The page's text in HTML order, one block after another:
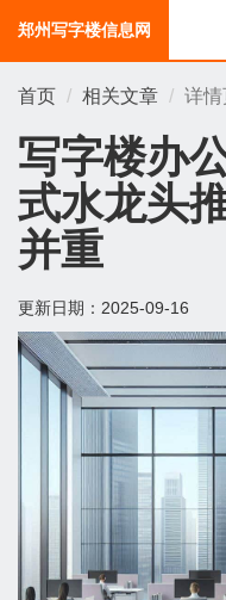
郑州写字楼信息网
首页 相关文章 详情
写字楼办
式水龙头
并重
更新日期： 2025-09-16